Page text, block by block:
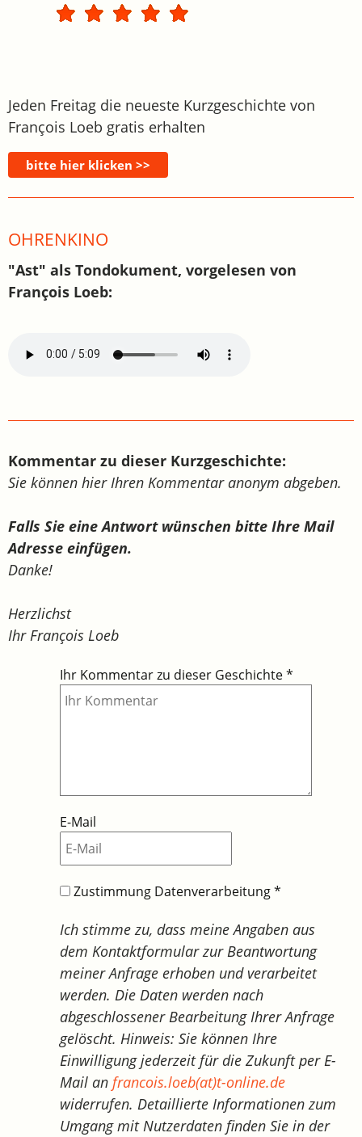
Jeden Freitag die neueste Kurzgeschichte von
François Loeb gratis erhalten
OHRENKINO
"Ast" als Tondokument, vorgelesen von
François Loeb:
Kommentar zu dieser Kurzgeschichte:
Sie können hier Ihren Kommentar anonym abgeben.
Falls Sie eine Antwort wünschen bitte Ihre Mail
Adresse einfügen.
Danke!
Herzlichst
Ihr François Loeb
Ihr Kommentar zu dieser Geschichte*
E-Mail
Zustimmung Datenverarbeitung*
Ich stimme zu, dass meine Angaben aus
dem Kontaktformular zur Beantwortung
meiner Anfrage erhoben und verarbeitet
werden. Die Daten werden nach
abgeschlossener Bearbeitung Ihrer Anfrage
gelöscht. Hinweis: Sie können Ihre
Einwilligung jederzeit für die Zukunft per E-
Mail anfrancois.loeb(at)t-online.de
widerrufen. Detaillierte Informationen zum
Umgang mit Nutzerdaten finden Sie in der